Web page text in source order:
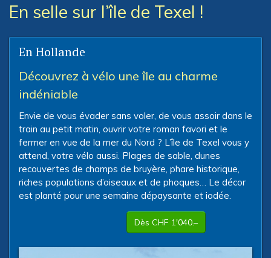
En selle sur l’île de Texel !
En Hollande
Découvrez à vélo une île au charme
indéniable
Envie de vous évader sans voler, de vous assoir dans le
train au petit matin, ouvrir votre roman favori et le
fermer en vue de la mer du Nord ? L’île de Texel vous y
attend, votre vélo aussi. Plages de sable, dunes
recouvertes de champs de bruyère, phare historique,
riches populations d’oiseaux et de phoques… Le décor
est planté pour une semaine dépaysante et iodée.
Dès CHF 1'040.–